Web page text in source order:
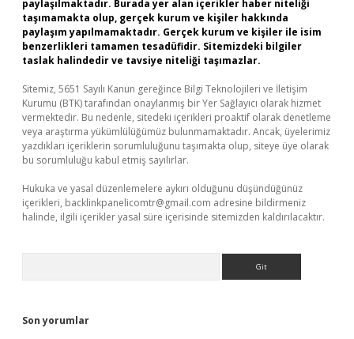
paylaşılmaktadır. Burada yer alan içerikler haber niteliği
taşımamakta olup, gerçek kurum ve kişiler hakkında
paylaşım yapılmamaktadır. Gerçek kurum ve kişiler ile isim
benzerlikleri tamamen tesadüfidir. Sitemizdeki bilgiler
taslak halindedir ve tavsiye niteliği taşımazlar.
Sitemiz, 5651 Sayılı Kanun gereğince Bilgi Teknolojileri ve İletişim
Kurumu (BTK) tarafından onaylanmış bir Yer Sağlayıcı olarak hizmet
vermektedir. Bu nedenle, sitedeki içerikleri proaktif olarak denetleme
veya araştırma yükümlülüğümüz bulunmamaktadır. Ancak, üyelerimiz
yazdıkları içeriklerin sorumluluğunu taşımakta olup, siteye üye olarak
bu sorumluluğu kabul etmiş sayılırlar.
Hukuka ve yasal düzenlemelere aykırı olduğunu düşündüğünüz
içerikleri, backlinkpanelicomtr@gmail.com adresine bildirmeniz
halinde, ilgili içerikler yasal süre içerisinde sitemizden kaldırılacaktır.
Son yorumlar